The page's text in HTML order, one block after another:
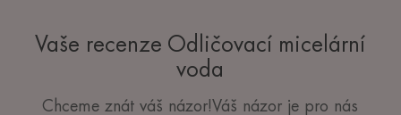
Vaše recenze Odličovací micelární
voda
Chceme znát váš názor!Váš názor je pro nás